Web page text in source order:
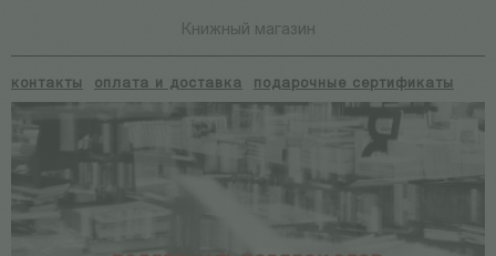
Книжный магазин
контакты оплата и доставка подарочные сертификаты